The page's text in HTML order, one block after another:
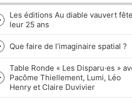
Les éditions Au diable vauvert
leur 25 ans
Que faire de l’imaginaire spatial ?
play
Table Ronde « Les Disparu·es »
Pacôme Thiellement, Lumi, Léo
Henry et Claire Duvivier